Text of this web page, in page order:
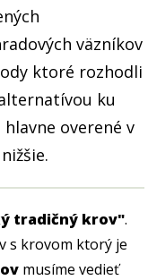
väzníkov
ktoré rozhodli
ku
overené v
tradičný krov".
s krovom ktorý je
musíme vedieť